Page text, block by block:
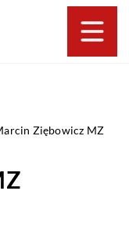
Ziębowicz MZ